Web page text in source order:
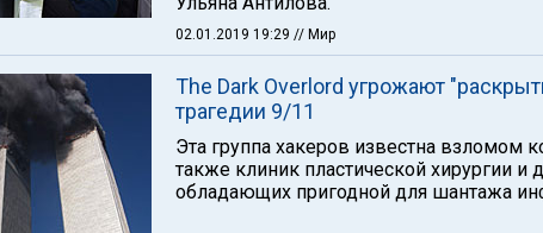
02.01.2019 19:29 // Мир
The Dark Overlord угрожают
трагедии 9/11
Эта группа хакеров известна взломом
также клиник пластической хирургии и
обладающих пригодной для шантажа